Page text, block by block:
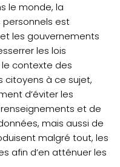
: Plusieurs
le monde, la
est
les gouvernements
les lois
contexte des
citoyens à ce sujet,
d’éviter les
et de
mais aussi de
malgré tout, les
afin d’en atténuer les